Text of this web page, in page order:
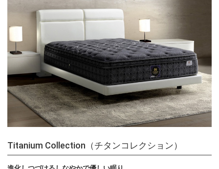
Titanium Collection（チタンコレクション）